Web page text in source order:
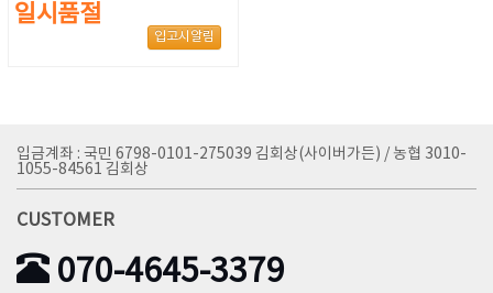
일시품절
입고시알림
입금계좌 : 국민 6798-0101-275039 김회상(사이버가든) / 농협 3010-
1055-84561 김회상
CUSTOMER
070-4645-3379